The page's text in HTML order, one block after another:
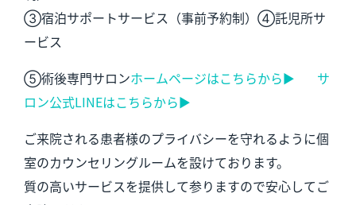
③宿泊サポートサービス（事前予約制）④託児所サ
ービス
⑤術後専門サロンホームページはこちらから▶︎ サ
ロン公式LINEはこちらから▶︎
ご来院される患者様のプライバシーを守れるように個
室のカウンセリングルームを設けております。
質の高いサービスを提供して参りますので安心してご